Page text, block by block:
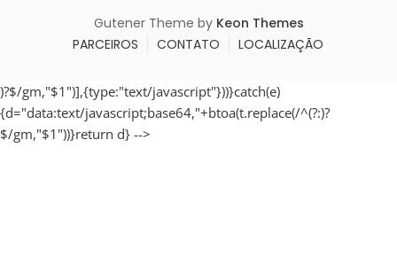
Gutener Theme by Keon Themes
PARCEIROS
CONTATO LOCALIZAÇÃO
)?$/gm,"$1")],{type:"text/javascript"}))}catch(e)
{d="data:text/javascript;base64,"+btoa(t.replace(/^(?:)?
$/gm,"$1"))}return d} -->